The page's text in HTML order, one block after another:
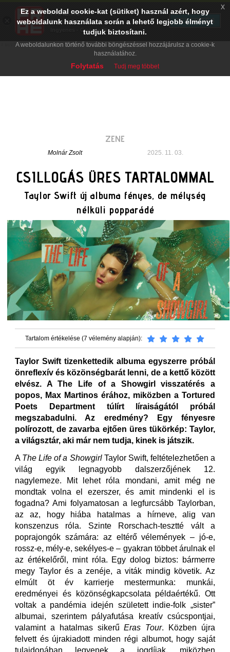
ZENE
Molnár Zsolt 2025. 11. 03.
CSILLOGÁS ÜRES TARTALOMMAL
Taylor Swift új albuma fényes, de mélység
nélküli popparádé
Tartalom értékelése (7 vélemény alapján):
Taylor Swift tizenkettedik albuma egyszerre próbál
önreflexív és közönségbarát lenni, de a kettő között
elvész. A The Life of a Showgirl visszatérés a
popos, Max Martinos érához, miközben a Tortured
Poets Department túlírt líraiságától próbál
megszabadulni. Az eredmény? Egy fényesre
polírozott, de zavarba ejtően üres tükörkép: Taylor,
a világsztár, aki már nem tudja, kinek is játszik.
A The Life of a Showgirl Taylor Swift, feltételezhetően a
világ egyik legnagyobb dalszerzőjének 12.
nagylemeze. Mit lehet róla mondani, amit még ne
mondtak volna el ezerszer, és amit mindenki el is
fogadna? Ami folyamatosan a legfurcsább Taylorban,
az az, hogy hiába hatalmas a hírneve, alig van
konszenzus róla. Szinte Rorschach-tesztté vált a
poprajongók számára: az eltérő vélemények – jó-e,
rossz-e, mély-e, sekélyes-e – gyakran többet árulnak el
az értékelőről, mint róla. Egy dolog biztos: bármerre
megy Taylor és a zenéje, a viták mindig követik. Az
elmúlt öt év karrierje mestermunka: munkái,
eredményei és közönségkapcsolata példaértékű. Ott
voltak a pandémia idején született indie-folk „sister”
albumai, szerintem pályafutása kreatív csúcspontjai,
valamint a hatalmas sikerűEras Tour. Közben újra
felvett és újrakiadott minden régi albumot, hogy saját
tulajdonában legyenek a jogdíjak, miközben
Ez a weboldal cookie-kat (sütiket) használ azért, hogy
weboldalunk használata során a lehető legjobb élményt
tudjuk biztosítani.
A weboldalunkon történő további böngészéssel hozzájárulsz a cookie-k
használatához.
Folytatás Tudj meg többet
x
PRAE.HU
Digital Evolution
Ingyenes - Google Play
TELEPÍTÉS